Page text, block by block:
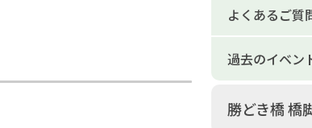
よくあるご質
過去のイベン
勝どき橋 橋